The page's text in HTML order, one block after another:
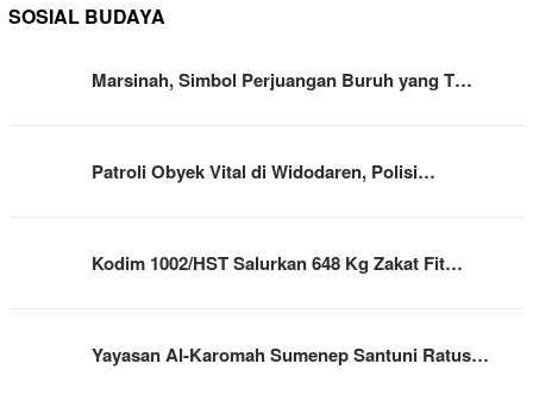
SOSIAL BUDAYA
Marsinah, Simbol Perjuangan Buruh yang T…
Patroli Obyek Vital di Widodaren, Polisi…
Kodim 1002/HST Salurkan 648 Kg Zakat Fit…
Yayasan Al-Karomah Sumenep Santuni Ratus…